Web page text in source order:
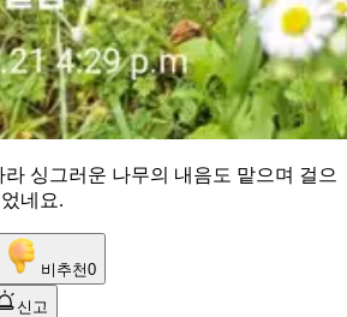
싱그러운 나무의 내음도 맡으며 걸으
네요.
비추천0
신고